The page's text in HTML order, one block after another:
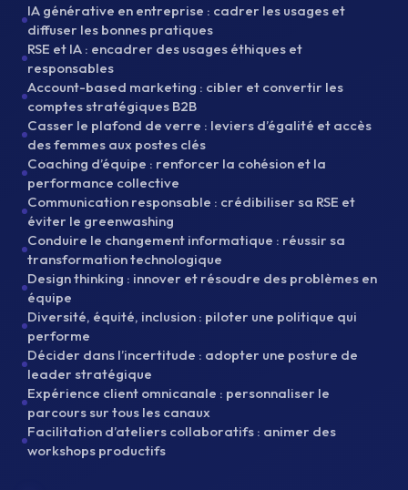
IA générative en entreprise : cadrer les usages et
diffuser les bonnes pratiques
RSE et IA : encadrer des usages éthiques et
responsables
Account-based marketing : cibler et convertir les
comptes stratégiques B2B
Casser le plafond de verre : leviers d’égalité et accès
des femmes aux postes clés
Coaching d’équipe : renforcer la cohésion et la
performance collective
Communication responsable : crédibiliser sa RSE et
éviter le greenwashing
Conduire le changement informatique : réussir sa
transformation technologique
Design thinking : innover et résoudre des problèmes en
équipe
Diversité, équité, inclusion : piloter une politique qui
performe
Décider dans l’incertitude : adopter une posture de
leader stratégique
Expérience client omnicanale : personnaliser le
parcours sur tous les canaux
Facilitation d’ateliers collaboratifs : animer des
workshops productifs